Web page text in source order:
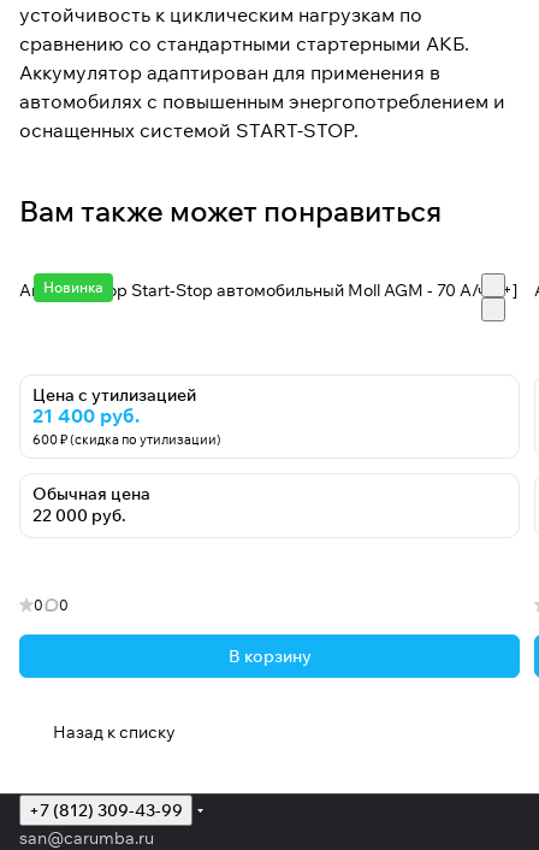
устойчивость к циклическим нагрузкам по
сравнению со стандартными стартерными АКБ.
Аккумулятор адаптирован для применения в
автомобилях с повышенным энергопотреблением и
оснащенных системой START-STOP.
Вам также может понравиться
Новинка
Аккумулятор Start-Stop автомобильный Moll AGM - 70 А/ч [-+]
Цена с утилизацией
21 400 руб.
600 ₽ (скидка по утилизации)
Обычная цена
22 000 руб.
0 0
В корзину
Назад к списку
+7 (812) 309-43-99
san@carumba.ru